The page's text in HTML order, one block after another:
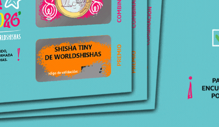
*Recomendamos secar el conector de
manguera después de cada uso para evitar la
oxidación del metal.
sobre la cachimbaShi Carver
Static Final, visita este vídeo en nuestro canal
deYouTubehaciendo click